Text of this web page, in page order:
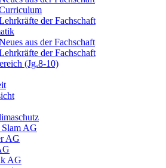
der Fachschaft
aus der Fachschaft
der Fachschaft
(Jg.8-10)
AG
AG
AG